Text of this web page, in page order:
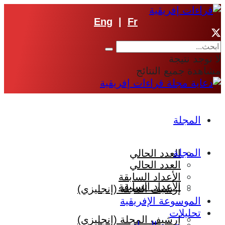
Eng Fr
لا توجد نتيجة
مشاهدة جميع النتائج
المجلة
العدد الحالي
الأعداد السابقة
إرشيف المجلة (إنجليزي)
المجلة
العدد الحالي
الأعداد السابقة
إرشيف المجلة (إنجليزي)
الموسوعة الإفريقية
تحليلات